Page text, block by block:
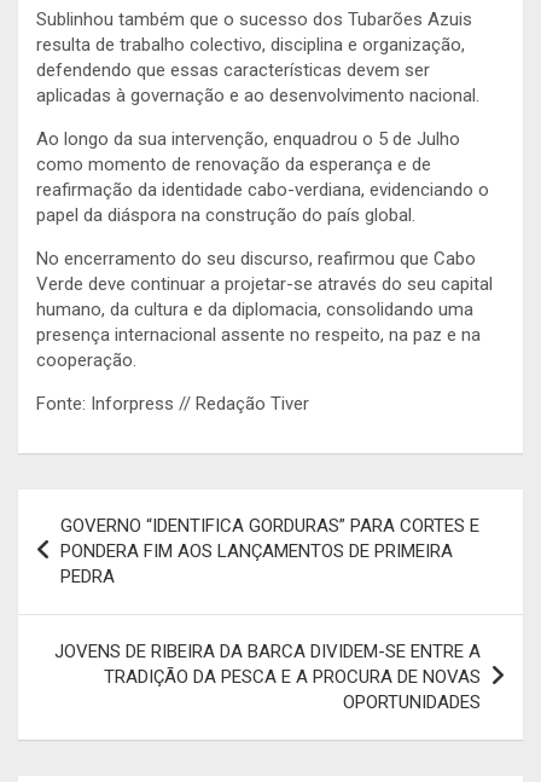
Sublinhou também que o sucesso dos Tubarões Azuis
resulta de trabalho colectivo, disciplina e organização,
defendendo que essas características devem ser
aplicadas à governação e ao desenvolvimento nacional.
Ao longo da sua intervenção, enquadrou o 5 de Julho
como momento de renovação da esperança e de
reafirmação da identidade cabo-verdiana, evidenciando o
papel da diáspora na construção do país global.
No encerramento do seu discurso, reafirmou que Cabo
Verde deve continuar a projetar-se através do seu capital
humano, da cultura e da diplomacia, consolidando uma
presença internacional assente no respeito, na paz e na
cooperação.
Fonte: Inforpress // Redação Tiver
de
artigos
GOVERNO “IDENTIFICA GORDURAS” PARA CORTES E
PONDERA FIM AOS LANÇAMENTOS DE PRIMEIRA
PEDRA
JOVENS DE RIBEIRA DA BARCA DIVIDEM-SE ENTRE A
TRADIÇÃO DA PESCA E A PROCURA DE NOVAS
OPORTUNIDADES